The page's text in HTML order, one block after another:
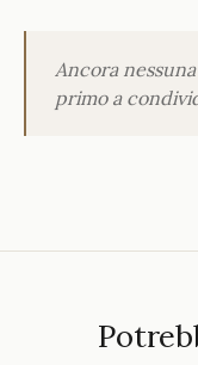
Ancora
primo a